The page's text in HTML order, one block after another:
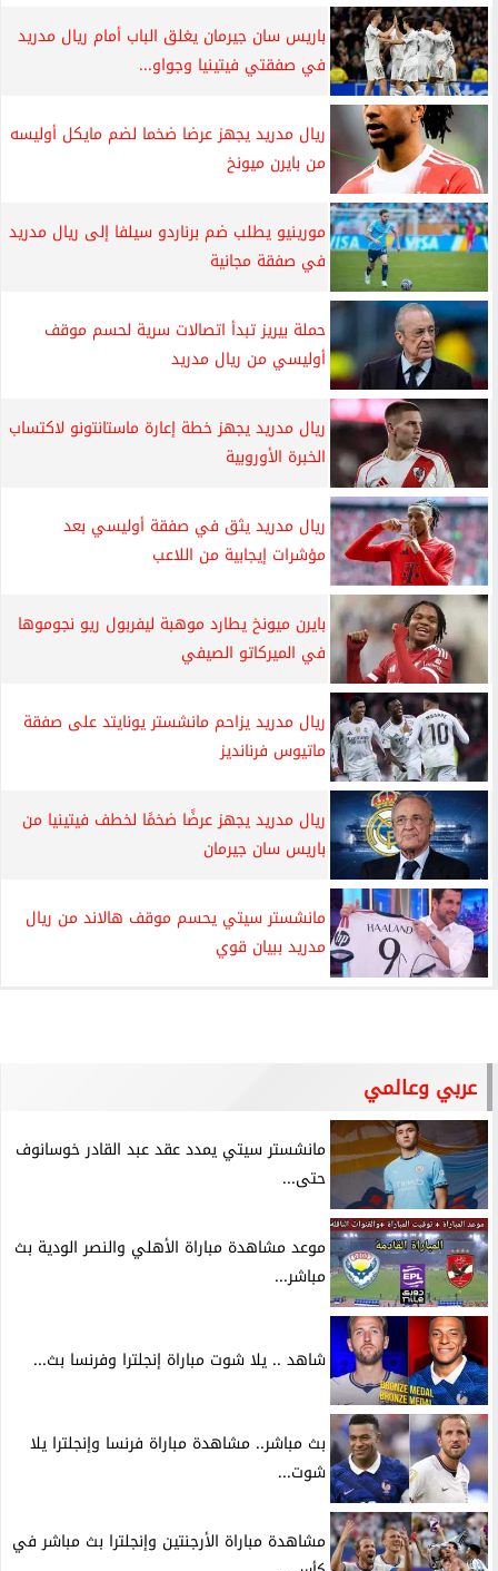
باريس سان جيرمان يغلق الباب أمام ريال مدريد
في صفقتي فيتينيا وجواو...
ريال مدريد يجهز عرضا ضخما لضم مايكل أوليسه
من بايرن ميونخ
مورينيو يطلب ضم برناردو سيلفا إلى ريال مدريد
في صفقة مجانية
حملة بيريز تبدأ اتصالات سرية لحسم موقف
أوليسي من ريال مدريد
ريال مدريد يجهز خطة إعارة ماستانتونو لاكتساب
الخبرة الأوروبية
ريال مدريد يثق في صفقة أوليسي بعد
مؤشرات إيجابية من اللاعب
بايرن ميونخ يطارد موهبة ليفربول ريو نجوموها
في الميركاتو الصيفي
ريال مدريد يزاحم مانشستر يونايتد على صفقة
ماتيوس فرنانديز
ريال مدريد يجهز عرضًا ضخمًا لخطف فيتينيا من
باريس سان جيرمان
مانشستر سيتي يحسم موقف هالاند من ريال
مدريد ببيان قوي
عربي وعالمي
مانشستر سيتي يمدد عقد عبد القادر خوسانوف
حتى...
موعد مشاهدة مباراة الأهلي والنصر الودية بث
مباشر...
شاهد .. يلا شوت مباراة إنجلترا وفرنسا بث...
بث مباشر.. مشاهدة مباراة فرنسا وإنجلترا يلا
شوت...
مشاهدة مباراة الأرجنتين وإنجلترا بث مباشر في